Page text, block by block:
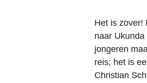
Het is zover!
naar
jongeren
reis; het is
Christian